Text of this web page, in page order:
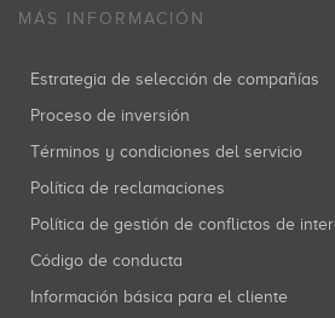
MÁS INFORMACIÓN
Estrategia de selección de compañías
Proceso de inversión
Términos y condiciones del servicio
Política de reclamaciones
Política de gestión de conflictos de
Código de conducta
Información básica para el cliente